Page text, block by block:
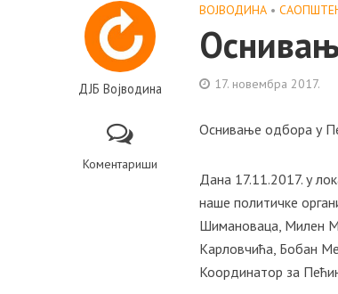
ДЈБ Војводина
Коментариши
ВОЈВОДИНА •
17. новембра 2017.
Оснивање одбора у
Дана 17.11.2017. у
наше политичке
Шимановаца, Милен
Карловчића, Бобан
Координатор за